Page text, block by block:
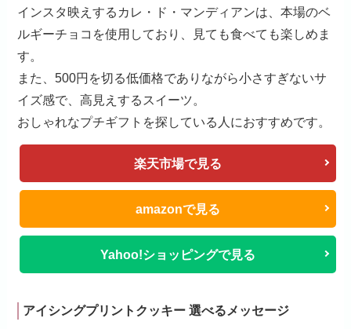
インスタ映えするカレ・ド・マンディアンは、本場のベ
ルギーチョコを使用しており、見ても食べても楽しめま
す。
また、500円を切る低価格でありながら小さすぎないサ
イズ感で、高見えするスイーツ。
おしゃれなプチギフトを探している人におすすめです。
楽天市場で見る
amazonで見る
Yahoo!ショッピングで見る
アイシングプリントクッキー 選べるメッセージ